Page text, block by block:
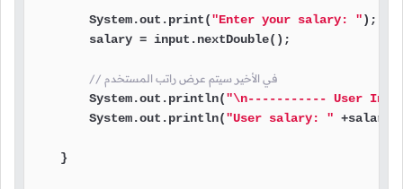
        System.out.print(
"Enter your salary: "
salary =
// في الأخير سيتم عرض راتب المستخدم
        System.out.println(
"\n----------- User
        System.out.println(
"User salary: "
    }